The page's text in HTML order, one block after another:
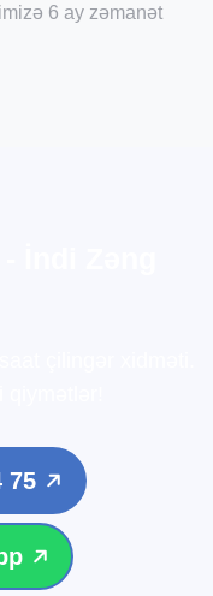
6 ay zəmanət
75